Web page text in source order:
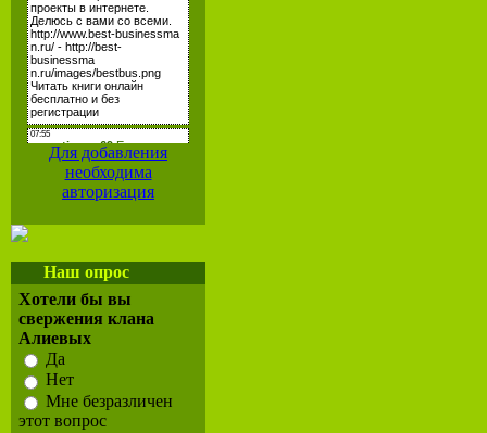
Для добавления
необходима
авторизация
Наш опрос
Хотели бы вы
свержения клана
Алиевых
Да
Нет
Мне безразличен
этот вопрос